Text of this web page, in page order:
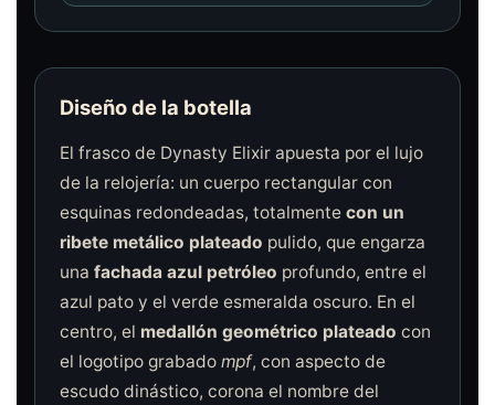
Diseño de la botella
El frasco de Dynasty Elixir apuesta por el lujo
de la relojería: un cuerpo rectangular con
esquinas redondeadas, totalmente con un
ribete metálico plateado pulido, que engarza
una fachada azul petróleo profundo, entre el
azul pato y el verde esmeralda oscuro. En el
centro, el medallón geométrico plateado con
el logotipo grabado mpf, con aspecto de
escudo dinástico, corona el nombre del